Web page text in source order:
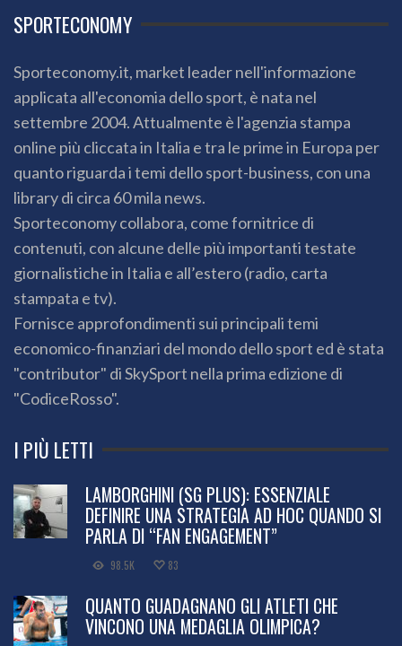
SPORTECONOMY
Sporteconomy.it, market leader nell'informazione
applicata all'economia dello sport, è nata nel
settembre 2004. Attualmente è l'agenzia stampa
online più cliccata in Italia e tra le prime in Europa per
quanto riguarda i temi dello sport-business, con una
library di circa 60 mila news.
Sporteconomy collabora, come fornitrice di
contenuti, con alcune delle più importanti testate
giornalistiche in Italia e all’estero (radio, carta
stampata e tv).
Fornisce approfondimenti sui principali temi
economico-finanziari del mondo dello sport ed è stata
"contributor" di SkySport nella prima edizione di
"CodiceRosso".
I PIÙ LETTI
LAMBORGHINI (SG PLUS): ESSENZIALE
DEFINIRE UNA STRATEGIA AD HOC QUANDO SI
PARLA DI “FAN ENGAGEMENT”
98.5K 83
QUANTO GUADAGNANO GLI ATLETI CHE
VINCONO UNA MEDAGLIA OLIMPICA?